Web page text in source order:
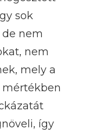
sok
nem
nem
mely a
mértékben
így